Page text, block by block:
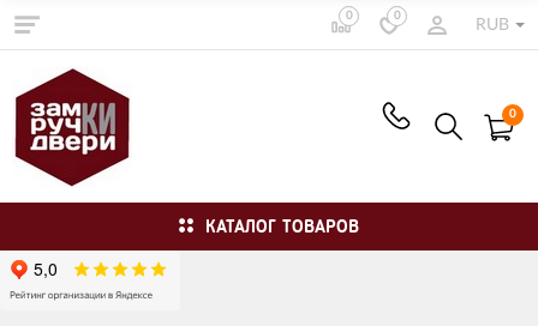
0 0
RUB
0
КАТАЛОГ ТОВАРОВ